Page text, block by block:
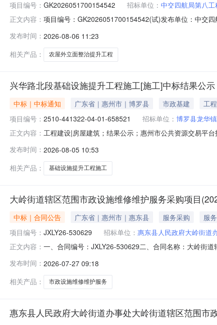
项目编号： GK2026051700154542 招标单位： 中交四航局第八
正文内容： 项目编号：GK2026051700154542(试)发布单位：中交
行公开招标。评标委员会依照我单位招标采购管理办法
序号单位排名（CNY-人民币
发布时间： 2026-08-06 11:23
相关产品：
农屋外立面整治提升工程
兴华路北段基础设施提升工程施工[施工]中标结果公示
中标｜中标通知 广东省｜惠州市｜博罗县 市政基建
工程
项目编号： 2510-441322-04-01-658521 招标单位： 博罗县龙华
正文内容： 工程建设|房屋建筑；结果公示；惠州市公共资源交易平
提升工程施工中标结果公示招标人博罗县龙华镇人民政
天项目负
发布时间： 2026-08-05 10:53
相关产品：
基础设施提升工程施工
大岭街道辖区范围市政设施维修维护服务采购项目
中标｜合同公告 广东省｜惠州市｜惠东县 服务采购
服务
项目编号： JXLY26-530629 招标单位： 惠东县人民政府大岭街道
正文内容： 一、合同编号：JXLY26-530629二、合同名称：大岭街
8902254供应商（乙方）：广东灿佳建设工程有限公司
发布时间： 2026-07-27 09:18
相关产品：
市政设施维修维护服务
惠东县人民政府大岭街道办事处大岭街道辖区范围